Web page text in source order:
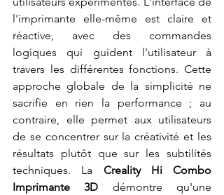
l'imprimante elle-même est claire et
réactive, avec des commandes
logiques qui guident l'utilisateur à
travers les différentes fonctions. Cette
approche globale de la simplicité ne
sacrifie en rien la performance ; au
contraire, elle permet aux utilisateurs
de se concentrer sur la créativité et les
résultats plutôt que sur les subtilités
techniques. La Creality Hi Combo
Imprimante 3D démontre qu'une